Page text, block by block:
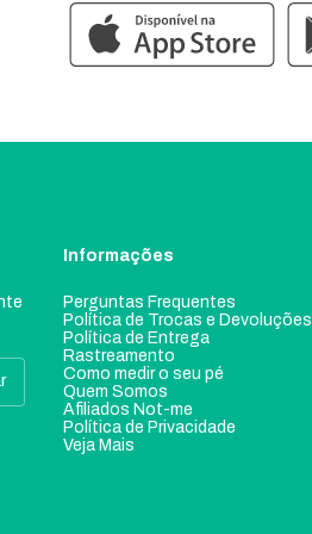
Informações
Perguntas Frequentes
Política de Trocas e Devoluções
Política de Entrega
Rastreamento
Como medir o seu pé
Quem Somos
Afiliados Not-me
Política de Privacidade
Veja Mais